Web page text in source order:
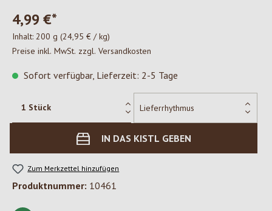
4,99 €*
Inhalt: 200 g (24,95 € / kg)
Preise inkl. MwSt. zzgl. Versandkosten
Sofort verfügbar, Lieferzeit: 2-5 Tage
IN DAS KISTL GEBEN
Zum Merkzettel hinzufügen
Produktnummer: 10461